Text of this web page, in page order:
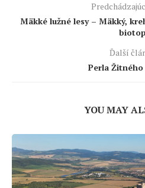
Mäkké lužné lesy – Mäkký,
biotop
Ďalší
Perla
YOU MAY